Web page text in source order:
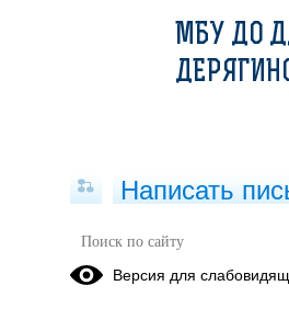
Приказ об
МБУ ДО
Написать
Версия для